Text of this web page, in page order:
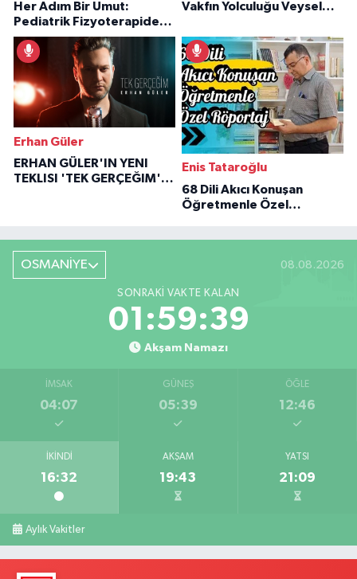
Her Adım Bir Umut:
Pediatrik Fizyoterapiden
İlham Veren Hikâyeler
Vakfın Yolculuğu Veysel
Erhan Güler
ERHAN GÜLER'IN YENI
TEKLISI 'TEK GERÇEĞIM'LE
Enis Tataroğlu
68 Dili Akıcı Konuşan
Öğretmenle Özel
OSMANİYE 08.08.2026
SONRAKI VAKTE KALAN
01:59:38
Akşam Namazı
İMSAK
04:07
GÜNEŞ
05:39
ÖĞLE
12:46
İKINDI
16:32
AKŞAM
19:43
YATSI
21:09
Aylık Vakitler